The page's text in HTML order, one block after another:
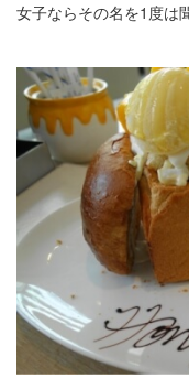
女子ならその名を1度は